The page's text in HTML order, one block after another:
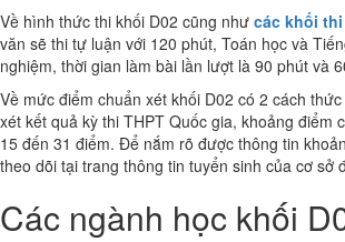
Về hình thức thi khối D02 cũng như các khối
văn sẽ thi tự luận với 120 phút, Toán học và
nghiệm, thời gian làm bài lần lượt là 90 phút và
Về mức điểm chuẩn xét khối D02 có 2 cách
xét kết quả kỳ thi THPT Quốc gia, khoảng điểm
15 đến 31 điểm. Để nắm rõ được thông tin
theo dõi tại trang thông tin tuyển sinh của cơ sở
Các ngành học khối